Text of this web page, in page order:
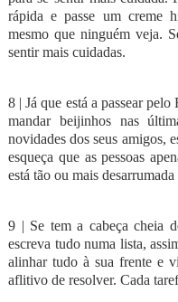
rápida e passe um creme
mesmo que ninguém veja.
sentir mais cuidadas.
8 | Já que está a passear
mandar beijinhos nas
novidades dos seus amigos,
esqueça que as pessoas
está tão ou mais
9 | Se tem a cabeça cheia
escreva tudo numa lista,
alinhar tudo à sua frente e
aflitivo de resolver. Cada